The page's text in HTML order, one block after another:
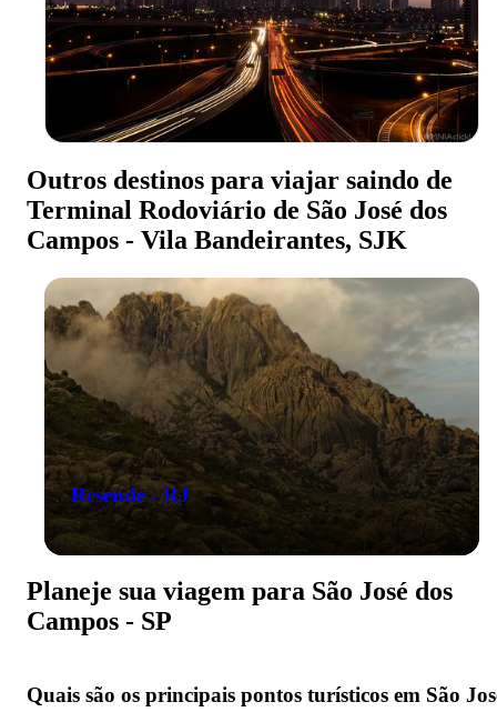
Outros destinos para viajar saindo de
Terminal Rodoviário de São José dos
Campos - Vila Bandeirantes, SJK
Resende - RJ
Planeje sua viagem para São José dos
Campos - SP
Quais são os principais pontos turísticos em São